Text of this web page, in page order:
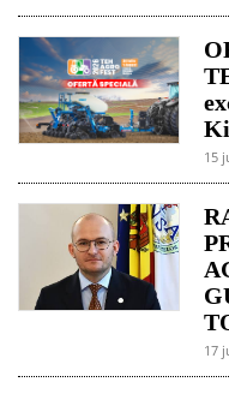
15
17